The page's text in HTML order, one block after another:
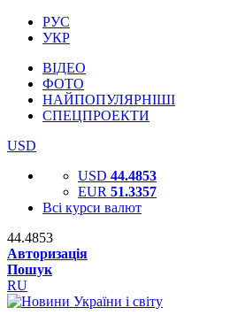
РУС
УКР
ВІДЕО
ФОТО
НАЙПОПУЛЯРНІШІ
СПЕЦПРОЕКТИ
USD
USD 44.4853
EUR 51.3357
Всі курси валют
44.4853
Авторизація
Пошук
RU